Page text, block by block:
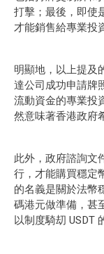
打擊；最後，即使
才能銷售給專業投
明顯地，以上提及
達公司成功申請牌
流動資金的專業投
然意味著香港政府
此外，政府諮詢文
行，才能購買穩定
的名義是關於法幣
碼港元做準備，甚
以制度騎刧 USDT